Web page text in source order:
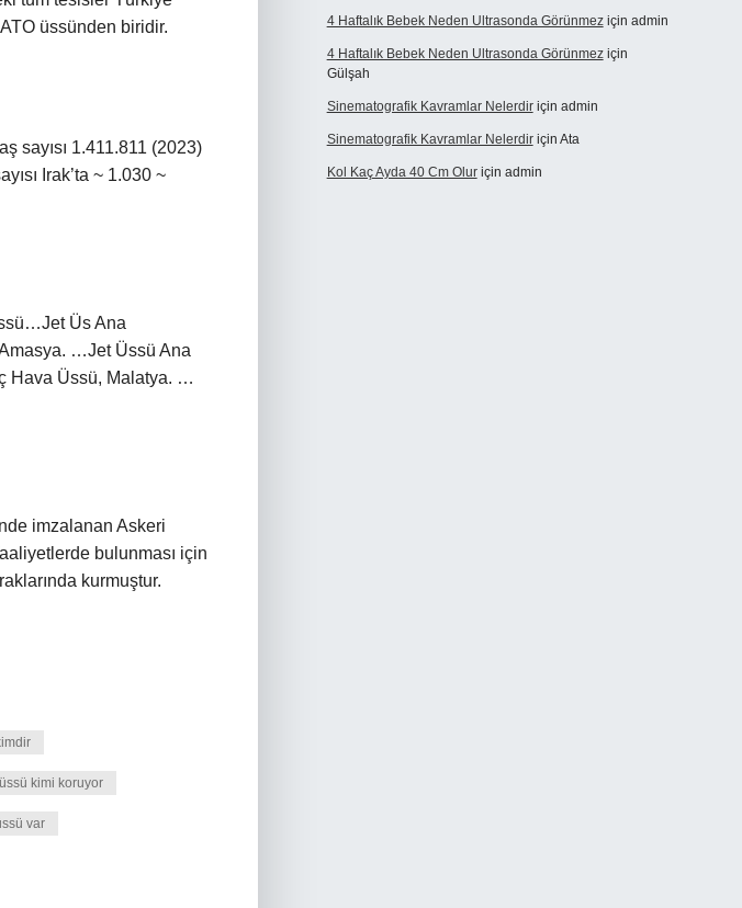
üssünden biridir.
sayısı 1.411.811 (2023)
Irak’ta ~ 1.030 ~
Üs Ana
…Jet Üssü Ana
Hava Üssü, Malatya. …
imzalanan Askeri
bulunması için
kurmuştur.
kimi koruyor
var
4 Haftalık Bebek Neden Ultrasonda Görünmeziçin admin
4 Haftalık Bebek Neden Ultrasonda Görünmeziçin
Gülşah
Sinematografik Kavramlar Nelerdiriçin admin
Sinematografik Kavramlar Nelerdiriçin Ata
Kol Kaç Ayda 40 Cm Oluriçin admin